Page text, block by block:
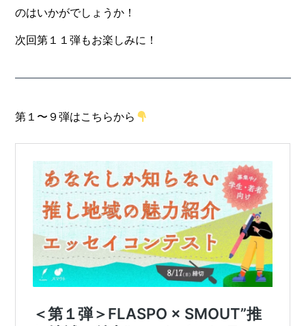
のはいかがでしょうか！
次回第１１弾もお楽しみに！
第１〜９弾はこちらから